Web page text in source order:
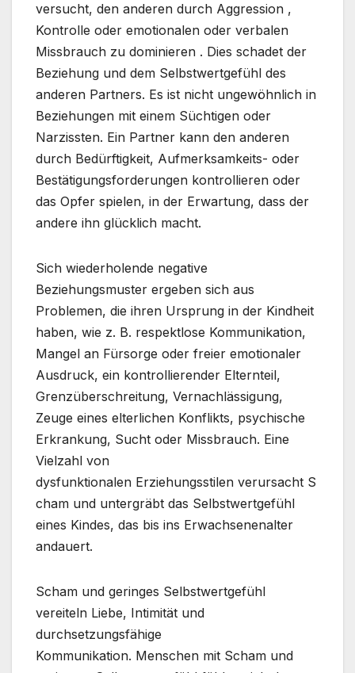
versucht, den anderen durch Aggression ,
Kontrolle oder emotionalen oder verbalen
Missbrauch zu dominieren . Dies schadet der
Beziehung und dem Selbstwertgefühl des
anderen Partners. Es ist nicht ungewöhnlich in
Beziehungen mit einem Süchtigen oder
Narzissten. Ein Partner kann den anderen
durch Bedürftigkeit, Aufmerksamkeits- oder
Bestätigungsforderungen kontrollieren oder
das Opfer spielen, in der Erwartung, dass der
andere ihn glücklich macht.
Sich wiederholende negative
Beziehungsmuster ergeben sich aus
Problemen, die ihren Ursprung in der Kindheit
haben, wie z. B. respektlose Kommunikation,
Mangel an Fürsorge oder freier emotionaler
Ausdruck, ein kontrollierender Elternteil,
Grenzüberschreitung, Vernachlässigung,
Zeuge eines elterlichen Konflikts, psychische
Erkrankung, Sucht oder Missbrauch. Eine
Vielzahl von
dysfunktionalen Erziehungsstilen verursacht S
cham und untergräbt das Selbstwertgefühl
eines Kindes, das bis ins Erwachsenenalter
andauert.
Scham und geringes Selbstwertgefühl
vereiteln Liebe, Intimität und
durchsetzungsfähige
Kommunikation. Menschen mit Scham und